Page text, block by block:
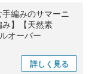
編みのサマーニ
み】【天然素
オーバー
詳しく 見る